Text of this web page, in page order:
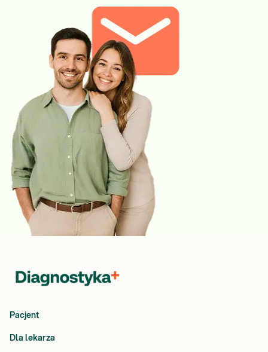
Pacjent
Dla lekarza